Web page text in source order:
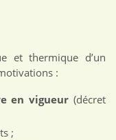
et thermique d’un
:
en vigueur (décret
;